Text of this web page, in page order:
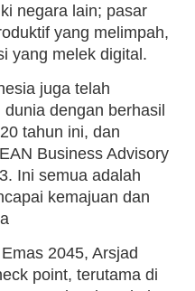
negara lain; pasar
yang melimpah,
yang melek digital.
juga telah
dengan berhasil
tahun ini, dan
Business Advisory
Ini semua adalah
kemajuan dan
2045, Arsjad
point, terutama di